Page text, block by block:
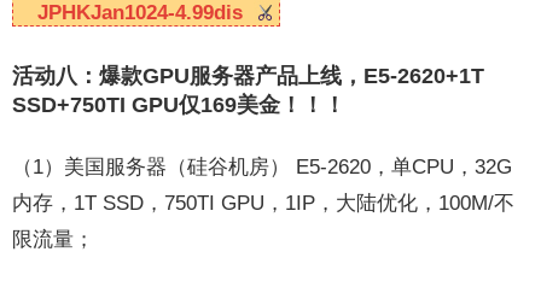
JPHKJan1024-4.99dis
活动八：爆款GPU服务器产品上线，E5-2620+1T
SSD+750TI GPU仅169美金！！！
（1）美国服务器（硅谷机房） E5-2620，单CPU，32G
内存，1T SSD，750TI GPU，1IP，大陆优化，100M/不
限流量；